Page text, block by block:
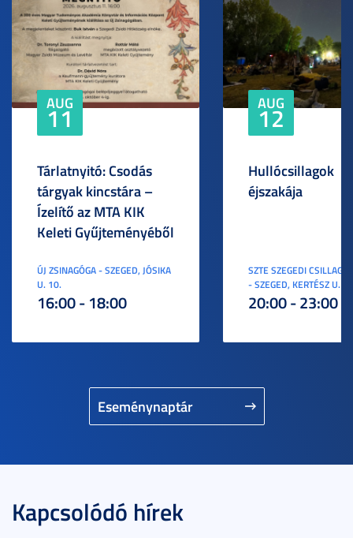
Eseménynaptár
AUG
11
Tárlatnyitó: Csodás
tárgyak kincstára –
Ízelítő az MTA KIK
Keleti Gyűjteményéből
ÚJ ZSINAGÓGA - SZEGED, JÓSIKA
U. 10.
16:00 - 18:00
AUG
12
Hullócsillagok
éjszakája
SZTE SZEGEDI
- SZEGED, KERTÉSZ U. 3.
20:00 - 23:00
Kapcsolódó hírek